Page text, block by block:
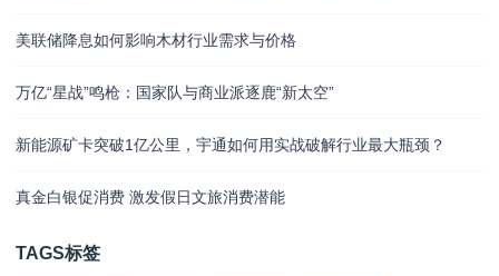
美联储降息如何影响木材行业需求与价格
万亿“星战”鸣枪：国家队与商业派逐鹿“新太空”
新能源矿卡突破1亿公里，宇通如何用实战破解行业最大瓶颈？
真金白银促消费 激发假日文旅消费潜能
TAGS标签